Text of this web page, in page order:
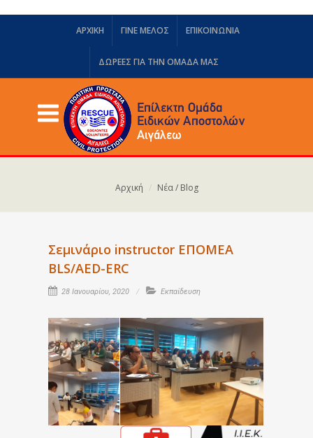
ΑΡΧΙΚΗ ΓΙΝΕ ΜΕΛΟΣ ΕΠΙΚΟΙΝΩΝΙΑ
ΔΩΡΕΈΣ ΓΙΑ ΤΗΝ ΟΜΆΔΑ ΜΑΣ
Αρχική Νέα / Blog
Σεμινάριο instructor ΕΠΟΜΕΑ
BLS/AED-ERC
28 Ιανουαρίου, 2020 Εκπαίδευση